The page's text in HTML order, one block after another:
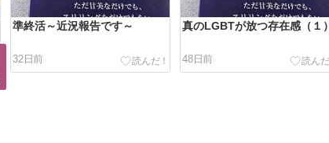
準終活～近況報告です～
32日前
真のLGBTが放つ存在感（１
48日前